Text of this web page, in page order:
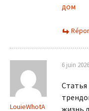
дом
LouieWhotA
6 juin
Статья
жизнь